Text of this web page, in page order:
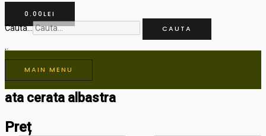
0.00 LEI
Cauta... CAUTA
MAIN MENU
ata cerata albastra
Preț